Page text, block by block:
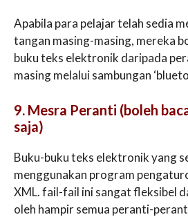
Apabila para pelajar telah sedia
tangan masing-masing, mereka
buku teks elektronik daripada
masing melalui sambungan
9. Mesra Peranti (boleh
saja)
Buku-buku teks elektronik yang
menggunakan program
XML. fail-fail ini sangat fleksibel
oleh hampir semua peranti-